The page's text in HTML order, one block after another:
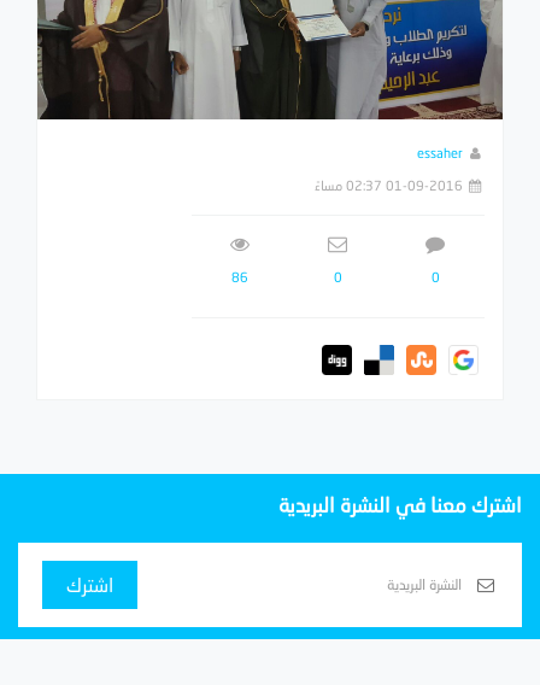
essaher
01-09-2016 02:37 مساءً
0
0
86
اشترك معنا في النشرة البريدية
اشترك